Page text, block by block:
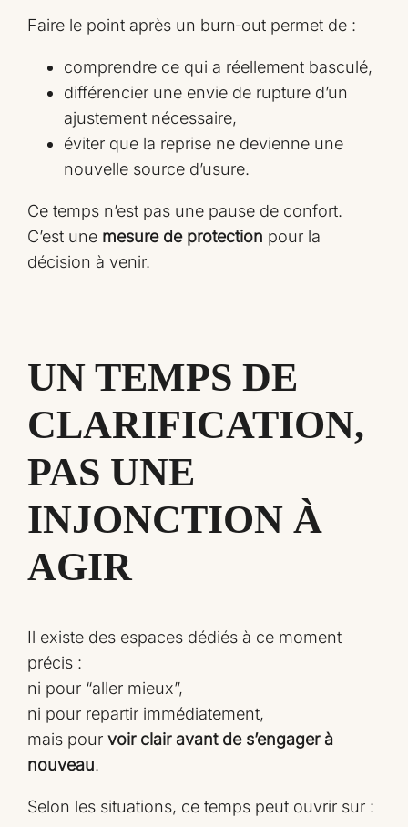
Faire le point après un burn‑out permet de :
comprendre ce qui a réellement basculé,
différencier une envie de rupture d’un
ajustement nécessaire,
éviter que la reprise ne devienne une
nouvelle source d’usure.
Ce temps n’est pas une pause de confort.
C’est une mesure de protection pour la
décision à venir.
UN TEMPS DE
CLARIFICATION,
PAS UNE
INJONCTION À
AGIR
Il existe des espaces dédiés à ce moment
précis :
ni pour “aller mieux”,
ni pour repartir immédiatement,
mais pourvoir clair avant de s’engager à
nouveau.
Selon les situations, ce temps peut ouvrir sur :